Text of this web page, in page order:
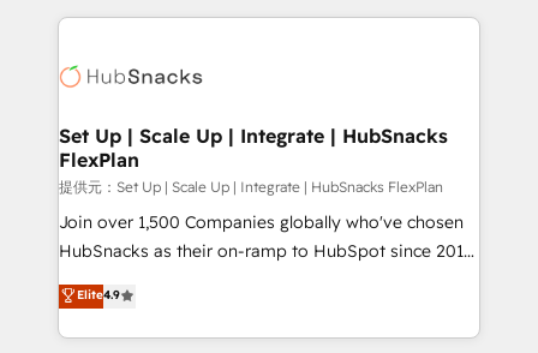
WooCommerce, BuilderTrend, and more Experience
the difference — reach out to see how AI + HubSpot
results)! In short, our services include: - HubSpot
HubSpot development: websites, custom modules,
marketing, advertising, campaigns, content and
design We connect people, data and technology to
improve customer experiences. With our bright
people, exciting ideas and can-do mentality, we
ensure revenue growth on a daily basis. So tell us
team of 100+ experts is ready for you! Driving digital
growth | www.brightdigital.com
Set Up | Scale Up | Integrate | HubSnacks
FlexPlan
提供元：Set Up | Scale Up | Integrate | HubSnacks FlexPlan
Join over 1,500 Companies globally who've chosen
HubSnacks as their on-ramp to HubSpot since 2014
Simple pay-as-you-go plans that accelerate value...
1️⃣ Set Up | Onboarding New or Check-fixing existing
HubSpot portals 2️⃣ Scale Up | 100% HubSpot Task
Elite4.9